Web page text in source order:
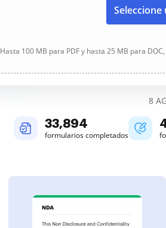
Hasta 100 MB para PDF y hasta 25 MB para DOC,
8
33,894
formularios completados